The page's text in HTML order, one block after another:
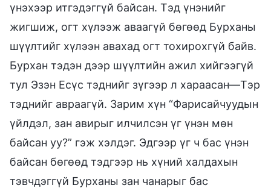
үнэхээр итгэдэггүй байсан. Тэд үнэнийг
жигшиж, огт хүлээж аваагүй бөгөөд Бурханы
шүүлтийг хүлээн авахад огт тохирохгүй байв.
Бурхан тэдэн дээр шүүлтийн ажил хийгээгүй
тул Эзэн Есүс тэднийг зүгээр л хараасан—Тэр
тэднийг авраагүй. Зарим хүн “Фарисайчуудын
үйлдэл, зан авирыг илчилсэн үг үнэн мөн
байсан уу?” гэж хэлдэг. Эдгээр үг ч бас үнэн
байсан бөгөөд тэдгээр нь хүний халдахын
тэвчдэггүй Бурханы зан чанарыг бас